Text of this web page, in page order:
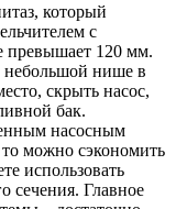
который
с
превышает 120 мм.
небольшой нише в
скрыть насос,
бак.
насосным
можно сэкономить
использовать
сечения. Главное